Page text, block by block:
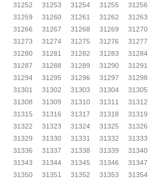
31252
31253 31254 31255 31256
31259
31260 31261 31262 31263
31266
31267 31268 31269 31270
31273
31274 31275 31276 31277
31280
31281 31282 31283 31284
31287
31288 31289 31290 31291
31294
31295 31296 31297 31298
31301
31302 31303 31304 31305
31308
31309 31310 31311 31312
31315
31316 31317 31318 31319
31322
31323 31324 31325 31326
31329
31330 31331 31332 31333
31336
31337 31338 31339 31340
31343
31344 31345 31346 31347
31350
31351 31352 31353 31354